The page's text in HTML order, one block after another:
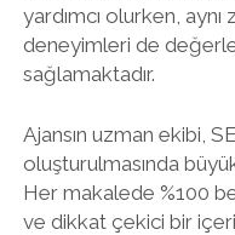
yardımcı olurken,
deneyimleri de
sağlamaktadır.
Ajansın uzman ekibi,
oluşturulmasında
Her makalede %100
ve dikkat çekici bir